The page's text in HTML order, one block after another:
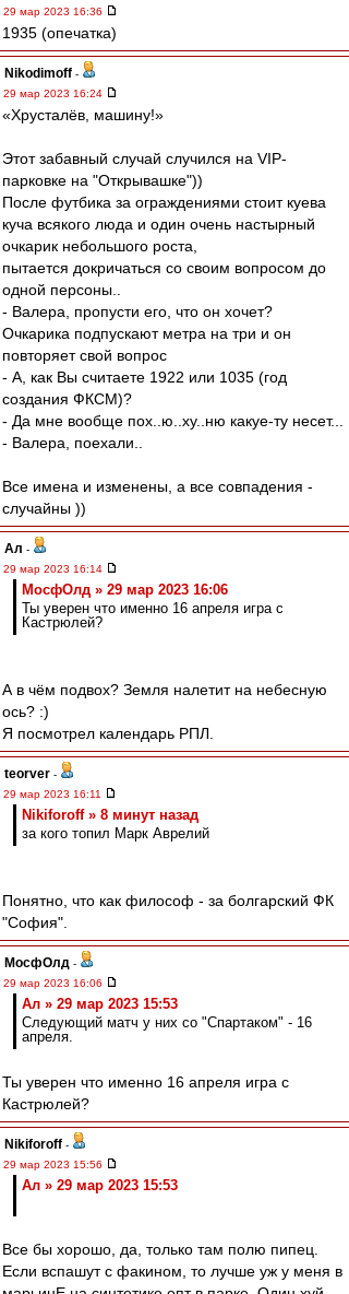
29 мар 2023 16:36
1935 (опечатка)
Nikodimoff -
29 мар 2023 16:24
«Хрусталёв, машину!»
Этот забавный случай случился на VIP-
парковке на "Открывашке"))
После футбика за ограждениями стоит куева
куча всякого люда и один очень настырный
очкарик небольшого роста,
пытается докричаться со своим вопросом до
одной персоны..
- Валера, пропусти его, что он хочет?
Очкарика подпускают метра на три и он
повторяет свой вопрос
- А, как Вы считаете 1922 или 1035 (год
создания ФКСМ)?
- Да мне вообще пох..ю..ху..ню какуе-ту несет...
- Валера, поехали..
Все имена и изменены, а все совпадения -
случайны ))
Ал -
29 мар 2023 16:14
МосфОлд » 29 мар 2023 16:06
Ты уверен что именно 16 апреля игра с
Кастрюлей?
А в чём подвох? Земля налетит на небесную
ось? :)
Я посмотрел календарь РПЛ.
teorver -
29 мар 2023 16:11
Nikiforoff » 8 минут назад
за кого топил Марк Аврелий
Понятно, что как философ - за болгарский ФК
"София".
МосфОлд -
29 мар 2023 16:06
Ал » 29 мар 2023 15:53
Следующий матч у них со "Спартаком" - 16
апреля.
Ты уверен что именно 16 апреля игра с
Кастрюлей?
Nikiforoff -
29 мар 2023 15:56
Ал » 29 мар 2023 15:53
Все бы хорошо, да, только там полю пипец.
Если вспашут с факином, то лучше уж у меня в